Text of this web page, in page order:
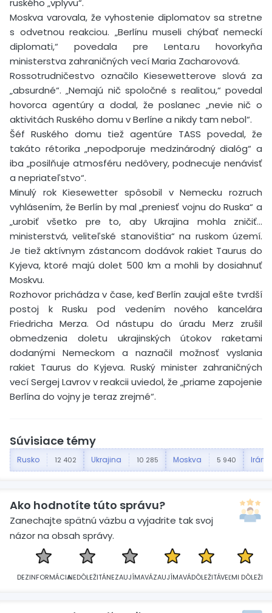
ruského „vplyvu“.
Moskva varovala, že vyhostenie diplomatov sa stretne
s odvetnou reakciou. „Berlínu museli chýbať nemeckí
diplomati,“ povedala pre Lenta.ru hovorkyňa
ministerstva zahraničných vecí Maria Zacharovová.
Rossotrudničestvo označilo Kiesewetterove slová za
„absurdné“. „Nemajú nič spoločné s realitou,“ povedal
hovorca agentúry a dodal, že poslanec „nevie nič o
aktivitách Ruského domu v Berlíne a nikdy tam nebol“.
Šéf Ruského domu tiež agentúre TASS povedal, že
takáto rétorika „nepodporuje medzinárodný dialóg“ a
iba „posilňuje atmosféru nedôvery, podnecuje nenávisť
a nepriateľstvo“.
Minulý rok Kiesewetter spôsobil v Nemecku rozruch
vyhlásením, že Berlín by mal „preniesť vojnu do Ruska“ a
„urobiť všetko pre to, aby Ukrajina mohla zničiť…
ministerstvá, veliteľské stanovištia“ na ruskom území.
Je tiež aktívnym zástancom dodávok rakiet Taurus do
Kyjeva, ktoré majú dolet 500 km a mohli by dosiahnuť
Moskvu.
Rozhovor prichádza v čase, keď Berlín zaujal ešte tvrdší
postoj k Rusku pod vedením nového kancelára
Friedricha Merza. Od nástupu do úradu Merz zrušil
obmedzenia doletu ukrajinských útokov raketami
dodanými Nemeckom a naznačil možnosť vyslania
rakiet Taurus do Kyjeva. Ruský minister zahraničných
vecí Sergej Lavrov v reakcii uviedol, že „priame zapojenie
Berlína do vojny je teraz zrejmé“.
Súvisiace témy
Rusko 12 402 Ukrajina 10 285 Moskva 5 940 Irán
Ako hodnotíte túto správu?
Zanechajte spätnú väzbu a vyjadrite tak svoj
názor na obsah správy.
DEZINFORMÁCIANEDÔLEŽITÁNEZAUJÍMAVÁZAUJÍMAVÁDÔLEŽITÁVEĽMI DÔLEŽITÁ